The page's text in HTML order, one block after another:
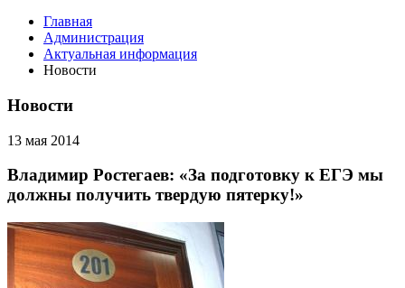
Главная
Администрация
Актуальная информация
Новости
Новости
13 мая 2014
Владимир Ростегаев: «За подготовку к ЕГЭ мы
должны получить твердую пятерку!»